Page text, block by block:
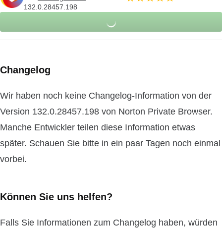
132.0.28457.198
Changelog
Wir haben noch keine Changelog-Information von der
Version 132.0.28457.198 von Norton Private Browser.
Manche Entwickler teilen diese Information etwas
später. Schauen Sie bitte in ein paar Tagen noch einmal
vorbei.
Können Sie uns helfen?
Falls Sie Informationen zum Changelog haben, würden